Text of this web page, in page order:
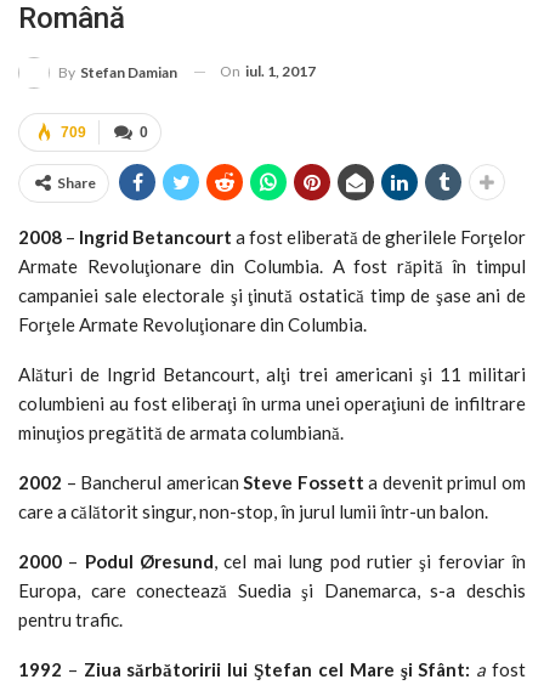
Română
By Stefan Damian On iul. 1, 2017
0
709
Share
2008 – Ingrid Betancourt a fost eliberată de gherilele Forţelor
Armate Revoluţionare din Columbia. A fost răpită în timpul
campaniei sale electorale şi ţinută ostatică timp de şase ani de
Forţele Armate Revoluţionare din Columbia.
Alături de Ingrid Betancourt, alţi trei americani şi 11 militari
columbieni au fost eliberaţi în urma unei operaţiuni de infiltrare
minuţios pregătită de armata columbiană.
2002 – Bancherul americanSteve Fossett a devenit primul om
care a călătorit singur, non-stop, în jurul lumii într-un balon.
2000 – Podul Øresund, cel mai lung pod rutier şi feroviar în
Europa, care conectează Suedia şi Danemarca, s-a deschis
pentru trafic.
1992 – Ziua sărbătoririi lui Ştefan cel Mare şi Sfânt: afost